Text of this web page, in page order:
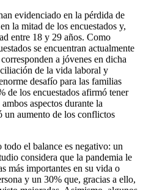
evidenciado en la pérdida de
la mitad de los encuestados y,
entre 18 y 29 años. Como
se encuentran actualmente
a jóvenes en dicha
de la vida laboral y
desafío para las familias
de los encuestados afirmó tener
aspectos durante la
un aumento de los conflictos
todo el balance es negativo: un
considera que la pandemia le
más importantes en su vida o
y un 30% que, gracias a ello,